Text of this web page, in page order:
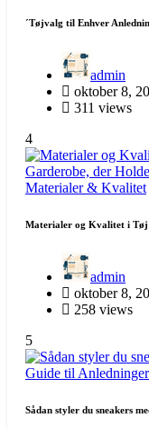
´Tøjvalg til Enhver
admin
oktober 8,
311 views
4
Materialer & Kvalitet
Materialer og Kvalitet i
admin
oktober 8,
258 views
5
Guide til
Sådan styler du sneakers